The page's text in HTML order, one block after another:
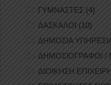
ΓΥΜΝΑΣΤΕΣ (4)
ΔΑΣΚΑΛΟΙ (10)
ΔΗΜΟΣΙΑ
ΔΗΜΟΣΙΟΓΡΑΦΟΙ /
ΔΙΟΙΚΗΣΗ